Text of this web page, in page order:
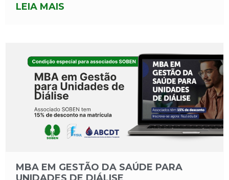
LEIA MAIS
MBA EM GESTÃO DA SAÚDE PARA